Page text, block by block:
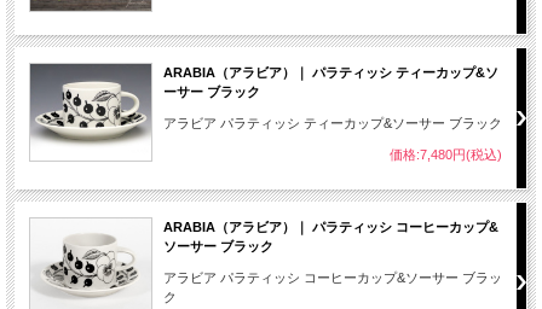
ARABIA（アラビア）｜ パラティッシ ティーカップ&ソ
ーサー ブラック
アラビア パラティッシ ティーカップ&ソーサー ブラック
価格:7,480円(税込)
ARABIA（アラビア）｜ パラティッシ コーヒーカップ&
ソーサー ブラック
アラビア パラティッシ コーヒーカップ&ソーサー ブラッ
ク